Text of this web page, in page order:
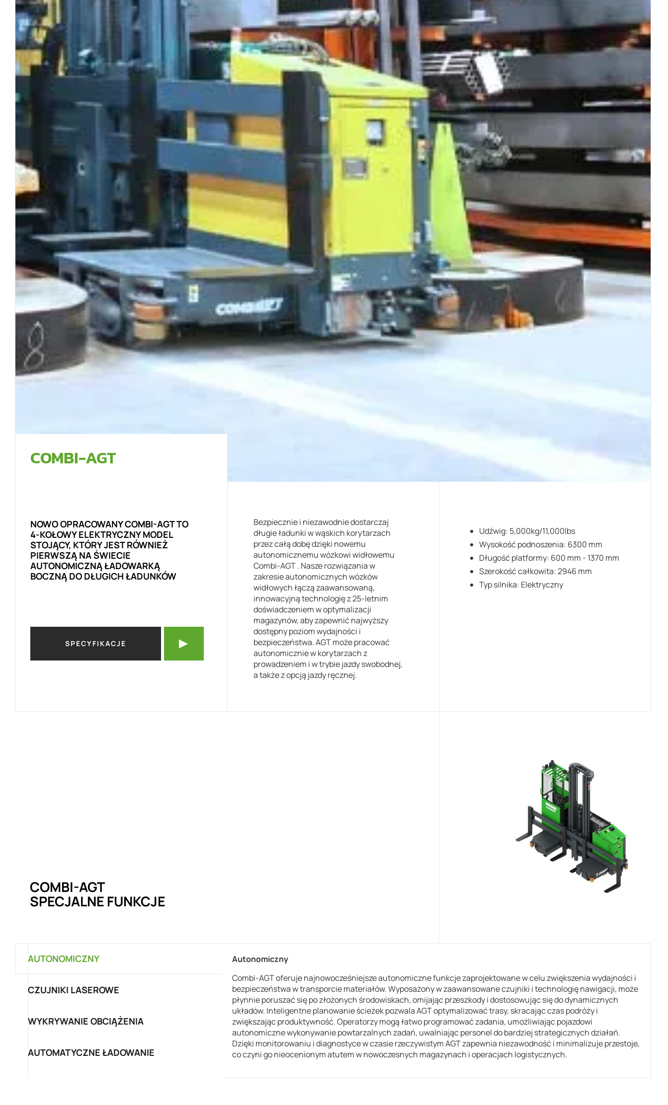
COMBI-AGT
NOWO OPRACOWANY COMBI-AGT TO
4-KOŁOWY ELEKTRYCZNY MODEL
STOJĄCY, KTÓRY JEST RÓWNIEŻ
PIERWSZĄ NA ŚWIECIE
AUTONOMICZNĄ ŁADOWARKĄ
BOCZNĄ DO DŁUGICH ŁADUNKÓW
SPECYFIKACJE
Bezpiecznie i niezawodnie dostarczaj
długie ładunki w wąskich korytarzach
przez całą dobę dzięki nowemu
autonomicznemu wózkowi widłowemu
Combi-AGT . Nasze rozwiązania w
zakresie autonomicznych wózków
widłowych łączą zaawansowaną,
innowacyjną technologię z 25-letnim
doświadczeniem w optymalizacji
magazynów, aby zapewnić najwyższy
dostępny poziom wydajności i
bezpieczeństwa. AGT może pracować
autonomicznie w korytarzach z
prowadzeniem i w trybie jazdy swobodnej,
a także z opcją jazdy ręcznej.
Udźwig: 5,000kg/11,000lbs
Wysokość podnoszenia: 6300 mm
Długość platformy: 600 mm - 1370 mm
Szerokość całkowita: 2946 mm
Typ silnika: Elektryczny
COMBI-AGT
SPECJALNE FUNKCJE
AUTONOMICZNY
CZUJNIKI LASEROWE
WYKRYWANIE OBCIĄŻENIA
AUTOMATYCZNE ŁADOWANIE
Autonomiczny
Combi-AGT oferuje najnowocześniejsze autonomiczne funkcje zaprojektowane w celu zwiększenia wydajności i
bezpieczeństwa w transporcie materiałów. Wyposażony w zaawansowane czujniki i technologię nawigacji, może
płynnie poruszać się po złożonych środowiskach, omijając przeszkody i dostosowując się do dynamicznych
układów. Inteligentne planowanie ścieżek pozwala AGT optymalizować trasy, skracając czas podróży i
zwiększając produktywność. Operatorzy mogą łatwo programować zadania, umożliwiając pojazdowi
autonomiczne wykonywanie powtarzalnych zadań, uwalniając personel do bardziej strategicznych działań.
Dzięki monitorowaniu i diagnostyce w czasie rzeczywistym AGT zapewnia niezawodność i minimalizuje przestoje,
co czyni go nieocenionym atutem w nowoczesnych magazynach i operacjach logistycznych.